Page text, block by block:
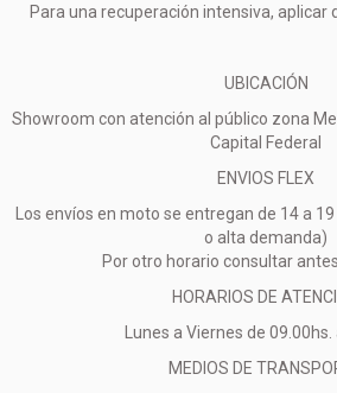
Para una recuperación intensiva, aplicar
UBICACIÓN
Showroom con atención al público zona
Capital Federal
ENVIOS FLEX
Los envíos en moto se entregan de 14 a
o alta demanda)
Por otro horario consultar
HORARIOS DE
Lunes a Viernes de 09.00hs.
MEDIOS DE